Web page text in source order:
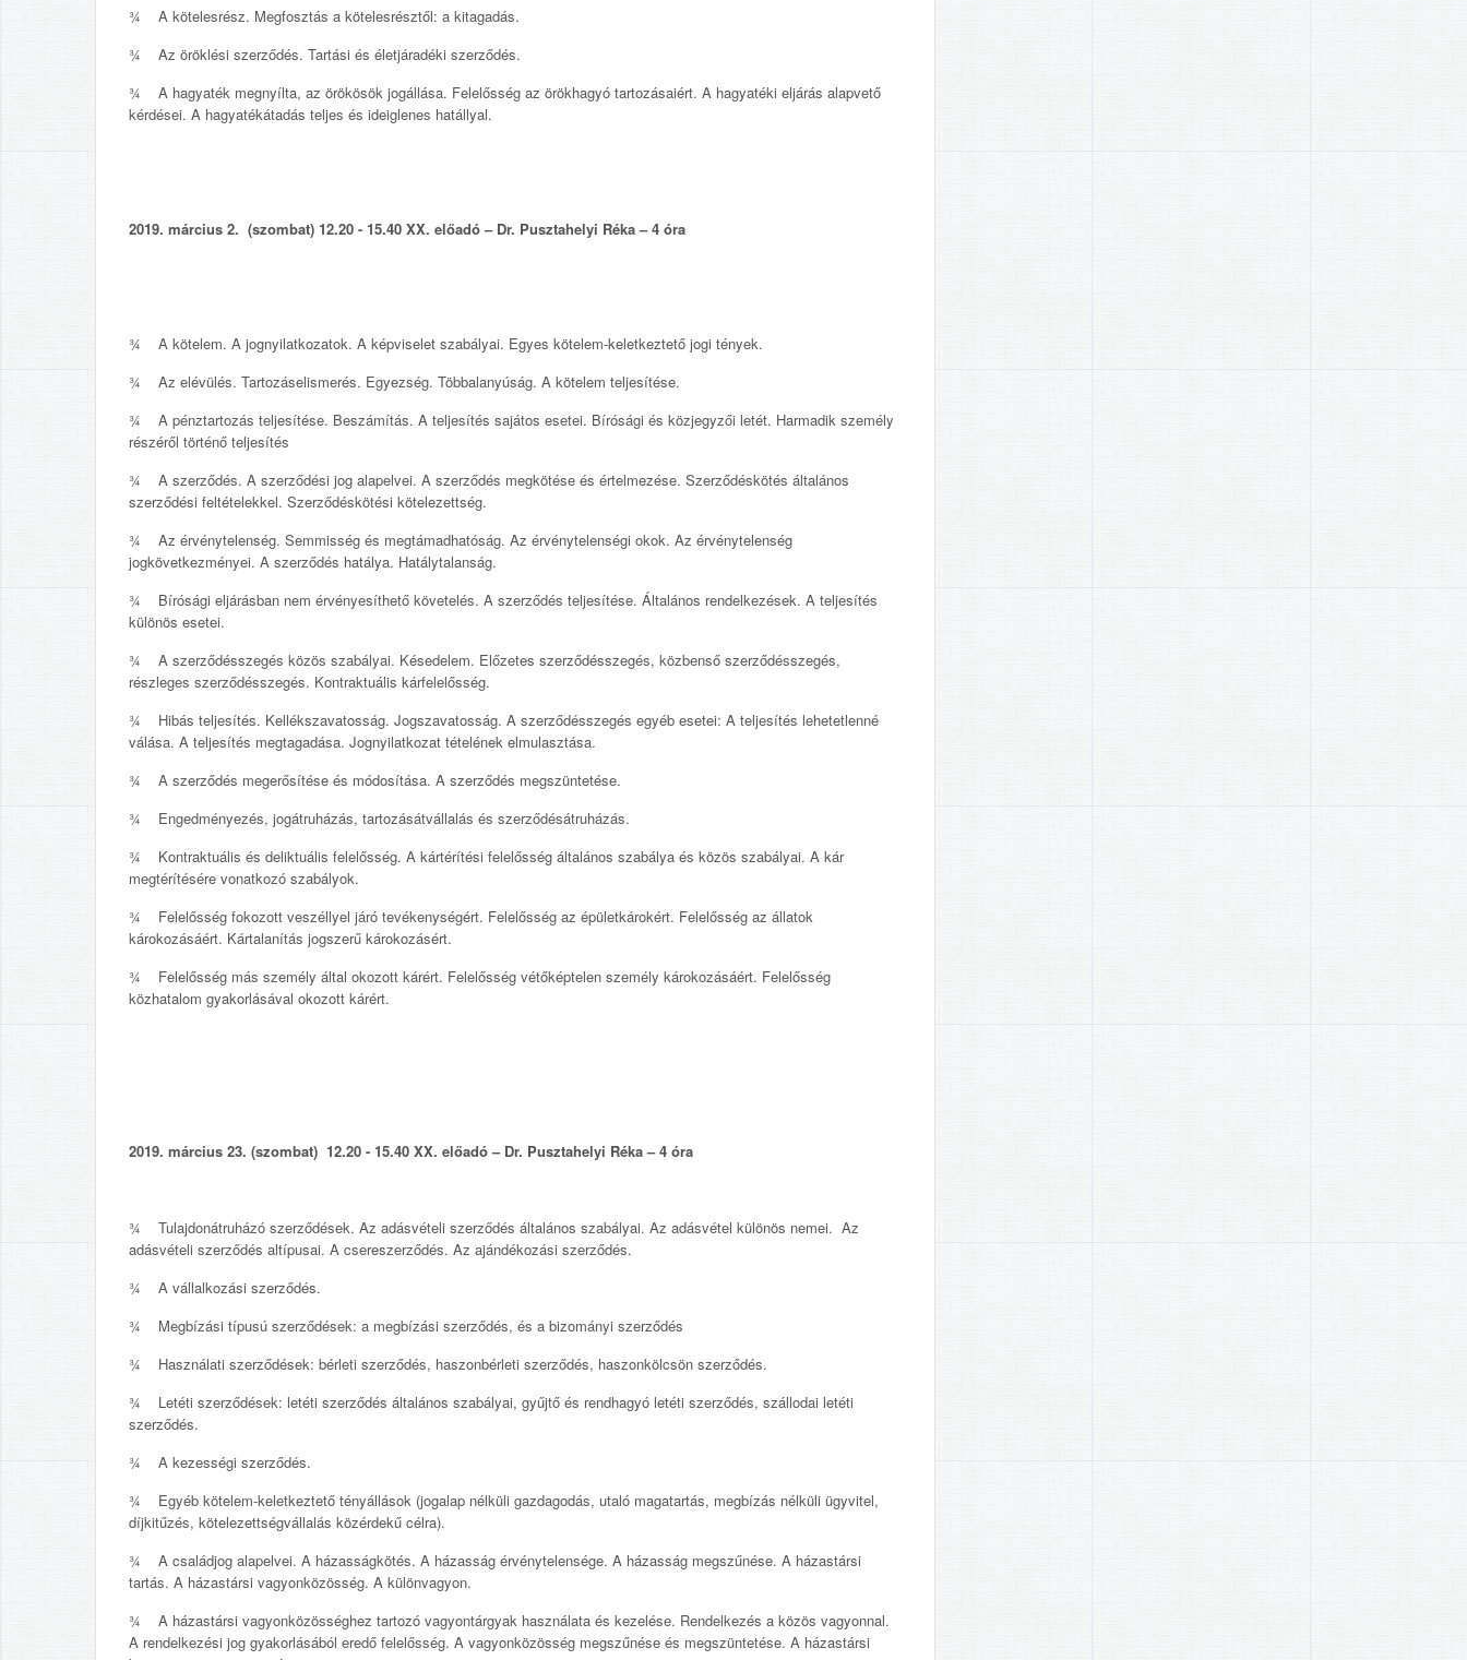
¾ A kötelesrész. Megfosztás a kötelesrésztől: a kitagadás.
¾ Az öröklési szerződés. Tartási és életjáradéki szerződés.
¾ A hagyaték megnyílta, az örökösök jogállása. Felelősség az örökhagyó tartozásaiért. A hagyatéki eljárás alapvető
kérdései. A hagyatékátadás teljes és ideiglenes hatállyal.
2019. március 2. (szombat) 12.20 - 15.40 XX. előadó – Dr. Pusztahelyi Réka – 4 óra
¾ A kötelem. A jognyilatkozatok. A képviselet szabályai. Egyes kötelem-keletkeztető jogi tények.
¾ Az elévülés. Tartozáselismerés. Egyezség. Többalanyúság. A kötelem teljesítése.
¾ A pénztartozás teljesítése. Beszámítás. A teljesítés sajátos esetei. Bírósági és közjegyzői letét. Harmadik személy
részéről történő teljesítés
¾ A szerződés. A szerződési jog alapelvei. A szerződés megkötése és értelmezése. Szerződéskötés általános
szerződési feltételekkel. Szerződéskötési kötelezettség.
¾ Az érvénytelenség. Semmisség és megtámadhatóság. Az érvénytelenségi okok. Az érvénytelenség
jogkövetkezményei. A szerződés hatálya. Hatálytalanság.
¾ Bírósági eljárásban nem érvényesíthető követelés. A szerződés teljesítése. Általános rendelkezések. A teljesítés
különös esetei.
¾ A szerződésszegés közös szabályai. Késedelem. Előzetes szerződésszegés, közbenső szerződésszegés,
részleges szerződésszegés. Kontraktuális kárfelelősség.
¾ Hibás teljesítés. Kellékszavatosság. Jogszavatosság. A szerződésszegés egyéb esetei: A teljesítés lehetetlenné
válása. A teljesítés megtagadása. Jognyilatkozat tételének elmulasztása.
¾ A szerződés megerősítése és módosítása. A szerződés megszüntetése.
¾ Engedményezés, jogátruházás, tartozásátvállalás és szerződésátruházás.
¾ Kontraktuális és deliktuális felelősség. A kártérítési felelősség általános szabálya és közös szabályai. A kár
megtérítésére vonatkozó szabályok.
¾ Felelősség fokozott veszéllyel járó tevékenységért. Felelősség az épületkárokért. Felelősség az állatok
károkozásáért. Kártalanítás jogszerű károkozásért.
¾ Felelősség más személy által okozott kárért. Felelősség vétőképtelen személy károkozásáért. Felelősség
közhatalom gyakorlásával okozott kárért.
2019. március 23. (szombat) 12.20 - 15.40 XX. előadó – Dr. Pusztahelyi Réka – 4 óra
¾ Tulajdonátruházó szerződések. Az adásvételi szerződés általános szabályai. Az adásvétel különös nemei. Az
adásvételi szerződés altípusai. A csereszerződés. Az ajándékozási szerződés.
¾ A vállalkozási szerződés.
¾ Megbízási típusú szerződések: a megbízási szerződés, és a bizományi szerződés
¾ Használati szerződések: bérleti szerződés, haszonbérleti szerződés, haszonkölcsön szerződés.
¾ Letéti szerződések: letéti szerződés általános szabályai, gyűjtő és rendhagyó letéti szerződés, szállodai letéti
szerződés.
¾ A kezességi szerződés.
¾ Egyéb kötelem-keletkeztető tényállások (jogalap nélküli gazdagodás, utaló magatartás, megbízás nélküli ügyvitel,
díjkitűzés, kötelezettségvállalás közérdekű célra).
¾ A családjog alapelvei. A házasságkötés. A házasság érvénytelensége. A házasság megszűnése. A házastársi
tartás. A házastársi vagyonközösség. A különvagyon.
¾ A házastársi vagyonközösséghez tartozó vagyontárgyak használata és kezelése. Rendelkezés a közös vagyonnal.
A rendelkezési jog gyakorlásából eredő felelősség. A vagyonközösség megszűnése és megszüntetése. A házastársi